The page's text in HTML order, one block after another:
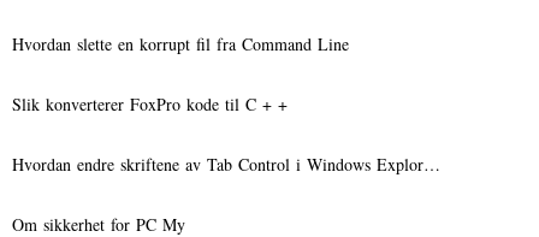
Hvordan slette en korrupt fil fra Command Line
Slik konverterer FoxPro kode til C + +
Hvordan endre skriftene av Tab Control i Windows Explor…
Om sikkerhet for PC My